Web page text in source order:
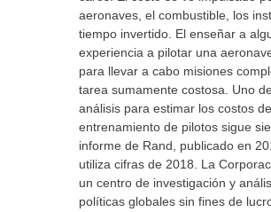
aeronaves, el combustible, los
tiempo invertido. El enseñar a
experiencia a pilotar una
para llevar a cabo misiones
tarea sumamente costosa. Uno de
análisis para estimar los costos de
entrenamiento de pilotos sigue
informe de Rand, publicado en
utiliza cifras de 2018. La
un centro de investigación y
políticas globales sin fines de